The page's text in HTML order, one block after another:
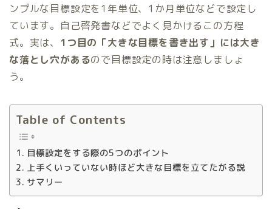
ンプルな目標設定を1年単位、1か月単位などで設定し
ています。自己啓発書などでよく見かけるこの方程
式。実は、 1つ目の「大きな目標を書き出す」には大き
な落とし穴があるので目標設定の時は注意しましょ
う。
Table of Contents
目標設定をする際の5つのポイント
上手くいっていない時ほど大きな目標を立てたがる説
サマリー